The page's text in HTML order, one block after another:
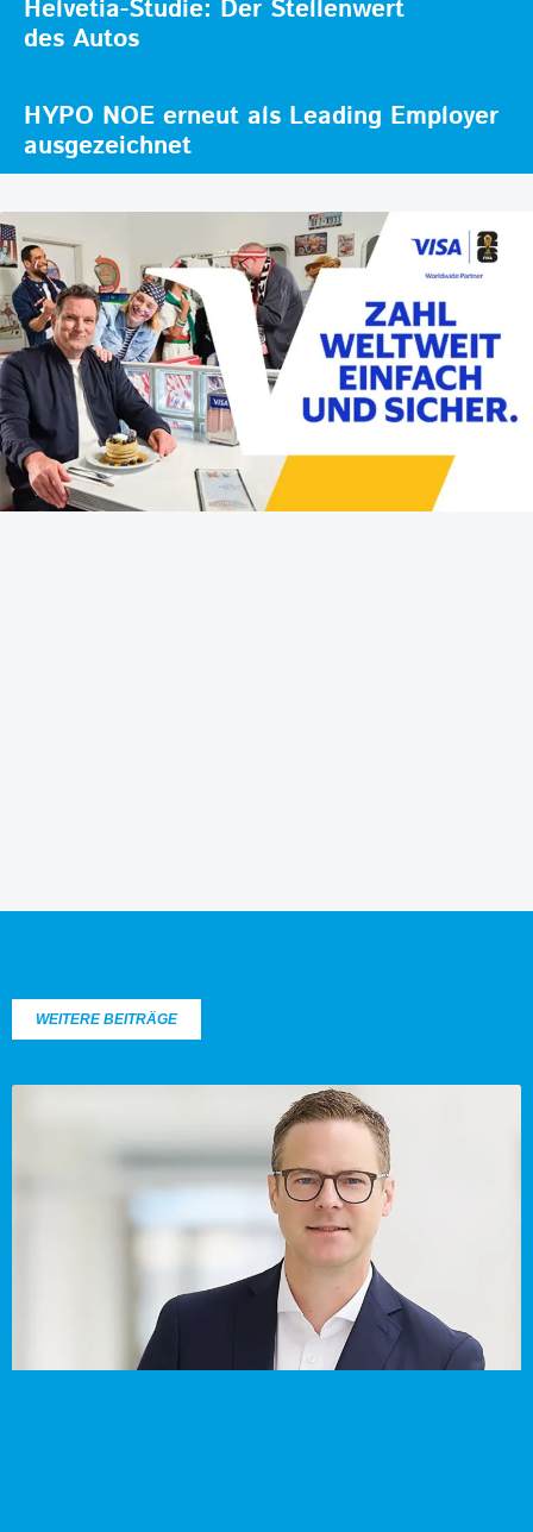
Helvetia-Studie: Der Stellenwert
des Autos
HYPO NOE erneut als Leading Employer
ausgezeichnet
WEITERE BEITRÄGE